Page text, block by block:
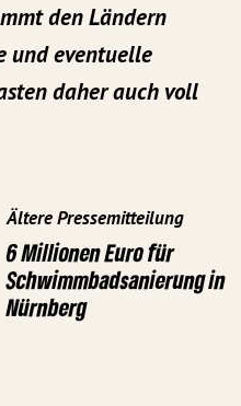
den Ländern
und eventuelle
daher auch voll
Ältere Pressemitteilung
6 Millionen Euro für
Schwimmbadsanierung in
Nürnberg